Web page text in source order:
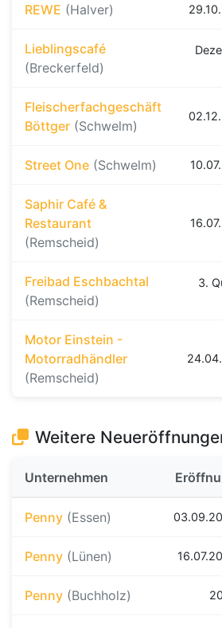
REWE (Halver)
Lieblingscafé
(Breckerfeld)
Fleischerfachgeschäft
Böttger (Schwelm)
Street One (Schwelm)
Saphir Café &
Restaurant
(Remscheid)
Freibad Eschbachtal
(Remscheid)
3.
Motor Einstein -
Motorradhändler
(Remscheid)
Weitere
Unternehmen
Penny (Essen)
Penny (Lünen)
Penny (Buchholz)